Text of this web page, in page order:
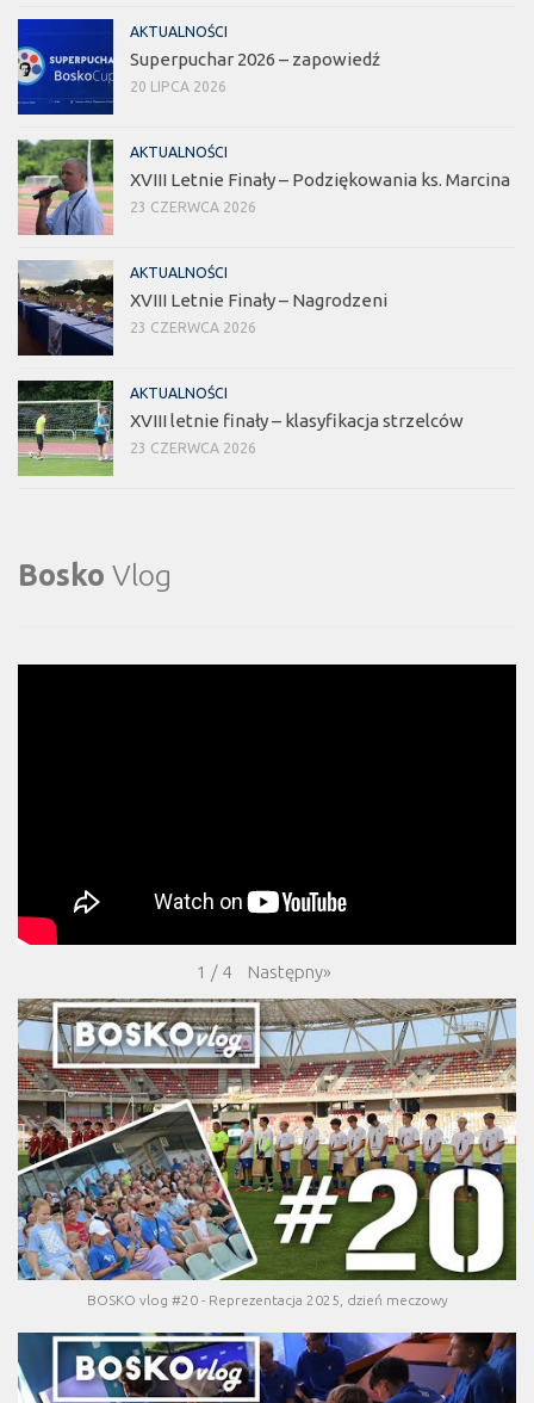
AKTUALNOŚCI
Superpuchar 2026 – zapowiedź
20 LIPCA 2026
AKTUALNOŚCI
XVIII Letnie Finały – Podziękowania ks. Marcina
23 CZERWCA 2026
AKTUALNOŚCI
XVIII Letnie Finały – Nagrodzeni
23 CZERWCA 2026
AKTUALNOŚCI
XVIII letnie finały – klasyfikacja strzelców
23 CZERWCA 2026
Bosko Vlog
1 / 4 Następny»
BOSKO vlog #20 - Reprezentacja 2025, dzień meczowy